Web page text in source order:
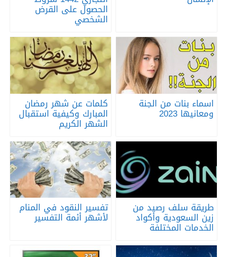
الحصول على القرض
الشخصي
اسماء بنات من الجنة
ومعانيها 2023
كلمات عن شهر رمضان
المبارك وكيفية استقبال
الشهر الكريم
طريقة سلف رصيد من
زين السعودية وأكواد
الخدمات المختلفة
تفسير النقود في المنام
لأشهر أئمة التفسير